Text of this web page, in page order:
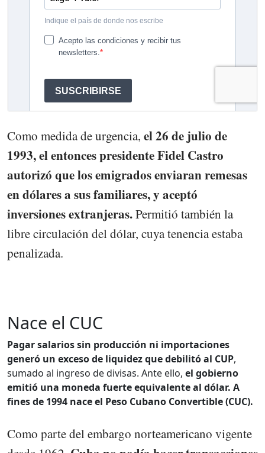
Como medida de urgencia, el 26 de julio de
1993, el entonces presidente Fidel Castro
autorizó que los emigrados enviaran remesas
en dólares a sus familiares, y aceptó
inversiones extranjeras.Permitió también la
libre circulación del dólar, cuya tenencia estaba
penalizada.
Nace el CUC
Pagar salarios sin producción ni importaciones
generó un exceso de liquidez que debilitó al CUP,
sumado al ingreso de divisas. Ante ello, el gobierno
emitió una moneda fuerte equivalente al dólar. A
fines de 1994 nace el Peso Cubano Convertible (CUC).
Como parte del embargo norteamericano vigente